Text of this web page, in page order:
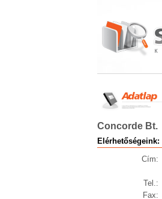
Concorde Bt.
Elérhetőségeink:
Cím:
Tel.:
Fax: